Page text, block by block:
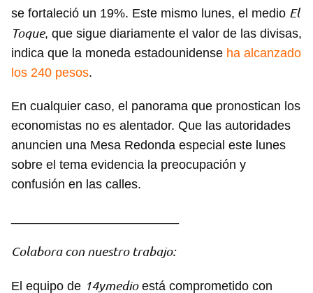
se fortaleció un 19%. Este mismo lunes, el medio El
Toque, que sigue diariamente el valor de las divisas,
indica que la moneda estadounidense ha alcanzado
los 240 pesos.
En cualquier caso, el panorama que pronostican los
economistas no es alentador. Que las autoridades
anuncien una Mesa Redonda especial este lunes
sobre el tema evidencia la preocupación y
confusión en las calles.
Colabora con nuestro trabajo:
El equipo de 14ymedioestá comprometido con